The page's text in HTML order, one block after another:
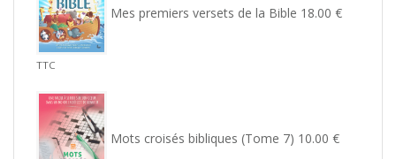
Mes premiers versets de la Bible 18.00 €
TTC
Mots croisés bibliques (Tome 7) 10.00 €